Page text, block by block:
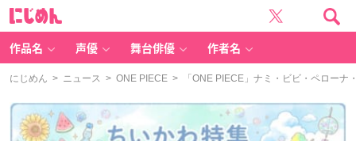
作品名 声優 舞台俳優 作者名
にじめん > ニュース > ONE PIECE > 「ONE PIECE」ナミ・ビビ・ペローナ